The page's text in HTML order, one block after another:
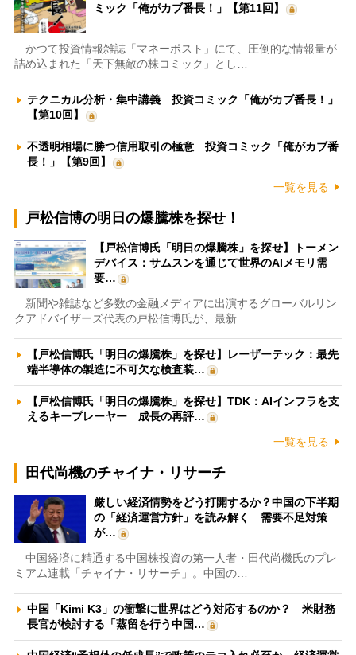
ミック「俺がカブ番長！」【第11回】
かつて投資情報雑誌「マネーポスト」にて、圧倒的な情報量が
詰め込まれた「天下無敵の株コミック」とし…
テクニカル分析・集中講義 投資コミック「俺がカブ番長！」
【第10回】
不透明相場に勝つ信用取引の極意 投資コミック「俺がカブ番
長！」【第9回】
一覧を見る
戸松信博の明日の爆騰株を探せ！
【戸松信博氏「明日の爆騰株」を探せ】トーメン
デバイス：サムスンを通じて世界のAIメモリ需
要…
新聞や雑誌など多数の金融メディアに出演するグローバルリン
クアドバイザーズ代表の戸松信博氏が、最新…
【戸松信博氏「明日の爆騰株」を探せ】レーザーテック：最先
端半導体の製造に不可欠な検査装…
【戸松信博氏「明日の爆騰株」を探せ】TDK：AIインフラを支
えるキープレーヤー 成長の再評…
一覧を見る
田代尚機のチャイナ・リサーチ
厳しい経済情勢をどう打開するか？中国の下半期
の「経済運営方針」を読み解く 需要不足対策
が…
中国経済に精通する中国株投資の第一人者・田代尚機氏のプレ
ミアム連載「チャイナ・リサーチ」。中国の…
中国「Kimi K3」の衝撃に世界はどう対応するのか？ 米財務
長官が検討する「蒸留を行う中国…